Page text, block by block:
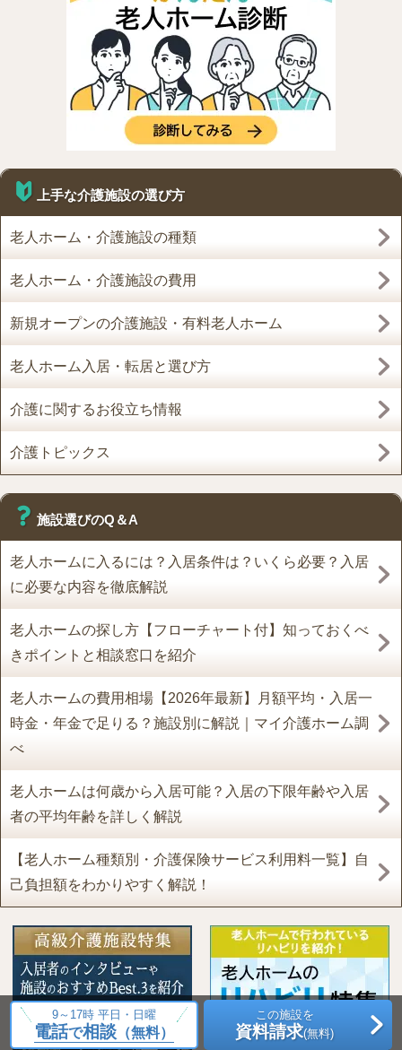
上手な介護施設の選び方
老人ホーム・介護施設の種類
老人ホーム・介護施設の費用
新規オープンの介護施設・有料老人ホーム
老人ホーム入居・転居と選び方
介護に関するお役立ち情報
介護トピックス
施設選びのQ＆A
老人ホームに入るには？入居条件は？いくら必要？入居
に必要な内容を徹底解説
老人ホームの探し方【フローチャート付】知っておくべ
きポイントと相談窓口を紹介
老人ホームの費用相場【2026年最新】月額平均・入居一
時金・年金で足りる？施設別に解説｜マイ介護ホーム調
べ
老人ホームは何歳から入居可能？入居の下限年齢や入居
者の平均年齢を詳しく解説
【老人ホーム種類別・介護保険サービス利用料一覧】自
己負担額をわかりやすく解説！
9～17時 平日・日曜
電話で相談（無料）
この施設を
資料請求(無料)